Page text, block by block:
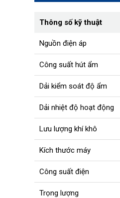
Thông số kỹ thuật
Nguồn điện áp
Công suất hút ẩm
Dải kiểm soát độ ẩm
Dải nhiệt độ hoạt động
Lưu lượng khí khô
Kích thước máy
Công suất điện
Trọng lượng